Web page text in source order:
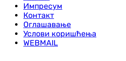
Импресум
Контакт
Оглашавање
Услови коришћења
WEBMAIL